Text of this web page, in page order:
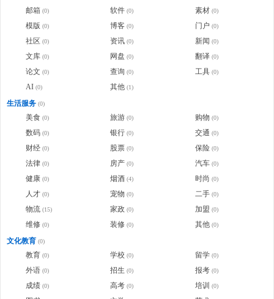
邮箱 (0) 软件 (0) 素材 (0)
模版 (0) 博客 (0) 门户 (0)
社区 (0) 资讯 (0) 新闻 (0)
文库 (0) 网盘 (0) 翻译 (0)
论文 (0) 查询 (0) 工具 (0)
AI (0) 其他 (1)
生活服务 (0)
美食 (0) 旅游 (0) 购物 (0)
数码 (0) 银行 (0) 交通 (0)
财经 (0) 股票 (0) 保险 (0)
法律 (0) 房产 (0) 汽车 (0)
健康 (0) 烟酒 (4) 时尚 (0)
人才 (0) 宠物 (0) 二手 (0)
物流 (15) 家政 (0) 加盟 (0)
维修 (0) 装修 (0) 其他 (0)
文化教育 (0)
教育 (0) 学校 (0) 留学 (0)
外语 (0) 招生 (0) 报考 (0)
成绩 (0) 高考 (0) 培训 (0)